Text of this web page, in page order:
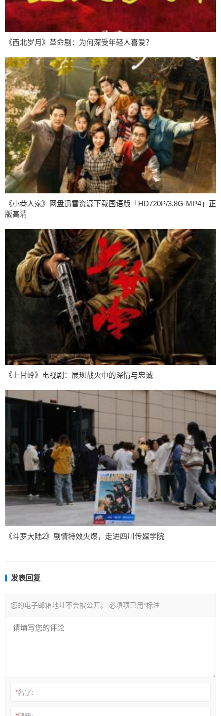
《西北岁月》革命剧：为何深受年轻人喜爱？
《小巷人家》网盘迅雷资源下载国语版「HD720P/3.8G-MP4」正
版高清
《上甘岭》电视剧：展现战火中的深情与忠诚
《斗罗大陆2》剧情特效火爆，走进四川传媒学院
发表回复
您的电子邮箱地址不会被公开。 必填项已用*标注
*名字: